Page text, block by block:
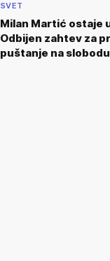
SVET
Milan Martić ostaje
Odbijen zahtev za
puštanje na